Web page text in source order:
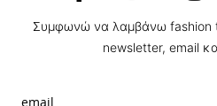
Συμφωνώ να λαμβάνω fashion
newsletter, email